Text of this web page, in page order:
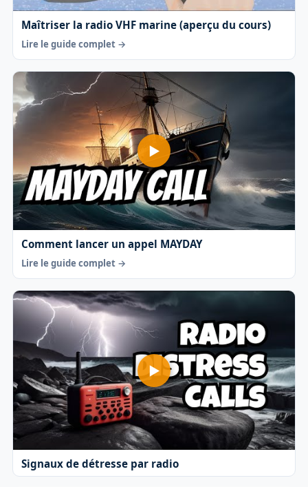
Maîtriser la radio VHF marine (aperçu du cours)
Lire le guide complet →
Comment lancer un appel MAYDAY
Lire le guide complet →
Signaux de détresse par radio